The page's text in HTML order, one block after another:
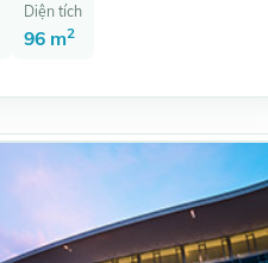
Diện tích
96 m2